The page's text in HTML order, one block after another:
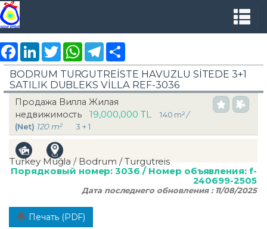
FacebookLinkedInTwitter WhatsAppTelegram
BODRUM TURGUTREİSTE HAVUZLU SİTEDE 3+1
SATILIK DUBLEKS VİLLA REF-3036
Продажа Вилла Жилая
недвижимость
19,000,000 TL 140 m²/
(Net) 120 m² 3 + 1
Turkey Muğla / Bodrum / Turgutreis
Порядковый номер:3036 / Номер объявления:f-
240699-2505
Дата последнего обновления : 11/08/2025
Печать (PDF)